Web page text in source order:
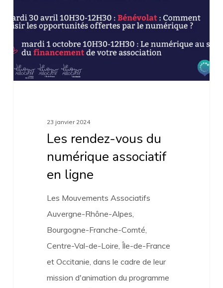
numérique
en
ligne
23 janvier 2024
Les rendez-vous du
numérique associatif
en ligne
Les Mouvements Associatifs
Auvergne-Rhône-Alpes,
Bourgogne-Franche-Comté,
Centre-Val-de-Loire, Île-de-France
et Occitanie, dans le cadre de leur
mission d'animation du programme